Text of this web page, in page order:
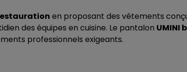
en proposant des vêtements
des équipes en cuisine. Le pantalon UMINI
professionnels exigeants.